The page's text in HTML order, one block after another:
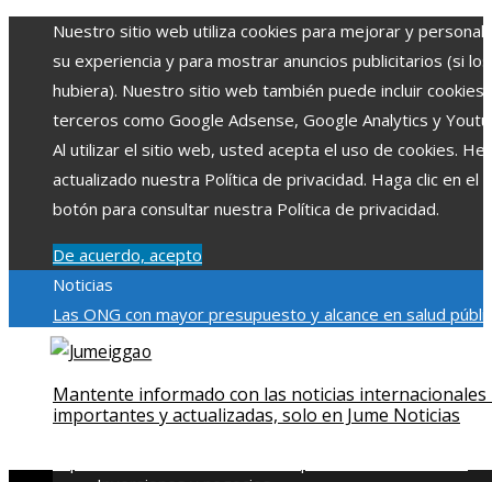
Nuestro sitio web utiliza cookies para mejorar y
su experiencia y para mostrar anuncios publicitarios (si los
hubiera). Nuestro sitio web también puede incluir cookies
terceros como Google Adsense, Google Analytics y
Al utilizar el sitio web, usted acepta el uso de cookies.
actualizado nuestra Política de privacidad. Haga clic en el
botón para consultar nuestra Política de privacidad.
De acuerdo, acepto
Noticias
Las ONG con mayor presupuesto y alcance en salud
educaciónImpacto económico y social de la estacionalidad
impacto en la regulación bancariaCómo la RSE impulsa el
desarrollo social y ambiental en comunidades chilenas
Mantente informado con las noticias internacionales
importantes y actualizadas, solo en Jume Noticias